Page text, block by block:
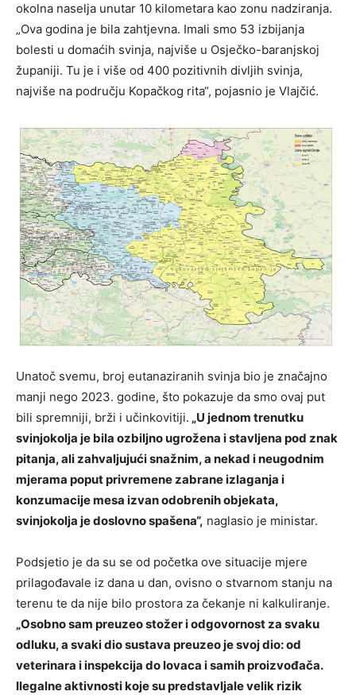
okolna naselja unutar 10 kilometara kao zonu nadziranja.
„Ova godina je bila zahtjevna. Imali smo 53 izbijanja
bolesti u domaćih svinja, najviše u Osječko-baranjskoj
županiji. Tu je i više od 400 pozitivnih divljih svinja,
najviše na području Kopačkog rita“, pojasnio je Vlajčić.
Unatoč svemu, broj eutanaziranih svinja bio je značajno
manji nego 2023. godine, što pokazuje da smo ovaj put
bili spremniji, brži i učinkovitiji. „U jednom trenutku
svinjokolja je bila ozbiljno ugrožena i stavljena pod znak
pitanja, ali zahvaljujući snažnim, a nekad i neugodnim
mjerama poput privremene zabrane izlaganja i
konzumacije mesa izvan odobrenih objekata,
svinjokolja je doslovno spašena“, naglasio je ministar.
Podsjetio je da su se od početka ove situacije mjere
prilagođavale iz dana u dan, ovisno o stvarnom stanju na
terenu te da nije bilo prostora za čekanje ni kalkuliranje.
„Osobno sam preuzeo stožer i odgovornost za svaku
odluku, a svaki dio sustava preuzeo je svoj dio: od
veterinara i inspekcija do lovaca i samih proizvođača.
Ilegalne aktivnosti koje su predstavljale velik rizik